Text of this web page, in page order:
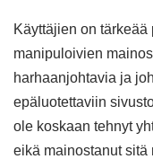
Käyttäjien on
manipuloivien
harhaanjohtavia ja
epäluotettaviin
ole koskaan tehnyt
eikä mainostanut sitä